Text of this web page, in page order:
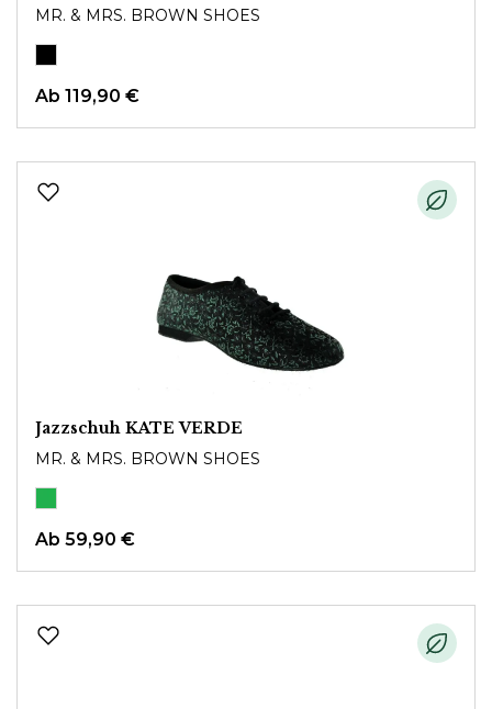
MR. & MRS. BROWN SHOES
Ab 119,90 €
Jazzschuh KATE VERDE
MR. & MRS. BROWN SHOES
Ab 59,90 €